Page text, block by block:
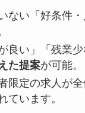
ない「好条件
良い」「残業少
た提案が可能。
限定の求人が
ています。